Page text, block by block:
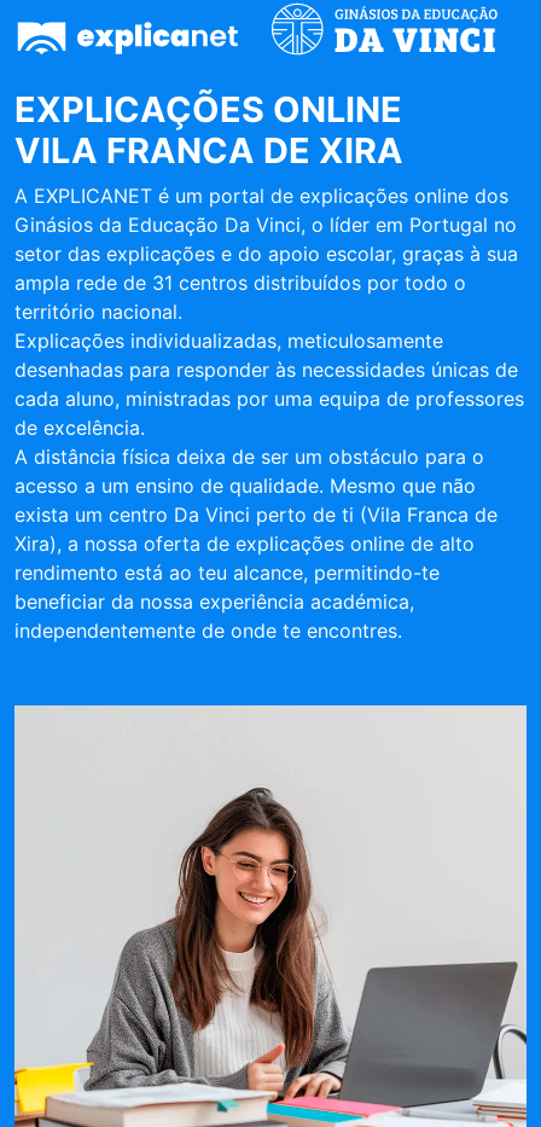
EXPLICAÇÕES ONLINE
VILA FRANCA DE XIRA
A EXPLICANET é um portal de explicações online dos
Ginásios da Educação Da Vinci, o líder em Portugal no
setor das explicações e do apoio escolar, graças à sua
ampla rede de 31 centros distribuídos por todo o
território nacional.
Explicações individualizadas, meticulosamente
desenhadas para responder às necessidades únicas de
cada aluno, ministradas por uma equipa de professores
de excelência.
A distância física deixa de ser um obstáculo para o
acesso a um ensino de qualidade. Mesmo que não
exista um centro Da Vinci perto de ti (Vila Franca de
Xira), a nossa oferta de explicações online de alto
rendimento está ao teu alcance, permitindo-te
beneficiar da nossa experiência académica,
independentemente de onde te encontres.